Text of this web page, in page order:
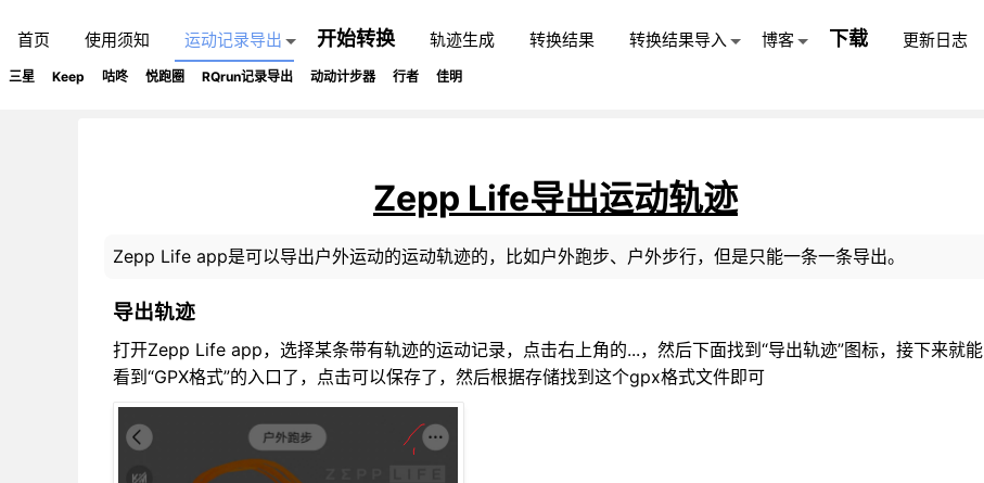
首页 使用须知 运动记录导出 开始转换 轨迹生成 转换结果 转换结果导入 博客 下载 更新日志
三星 Keep 咕咚 悦跑圈 RQrun记录导出 动动计步器 行者 佳明
Zepp Life导出运动轨迹
Zepp Life app是可以导出户外运动的运动轨迹的，比如户外跑步、户外步行，但是只能一条一条导出。
导出轨迹
打开Zepp Life app，选择某条带有轨迹的运动记录，点击右上角的...，然后下面找到“导出轨迹”图标，接下来就能
看到“GPX格式”的入口了，点击可以保存了，然后根据存储找到这个gpx格式文件即可